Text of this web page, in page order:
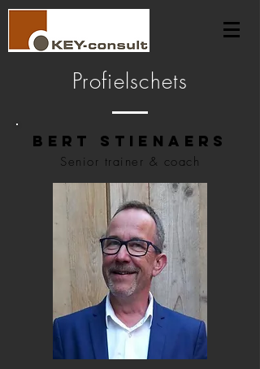
Senior trainer & coach
bert stienaers
Profielschets